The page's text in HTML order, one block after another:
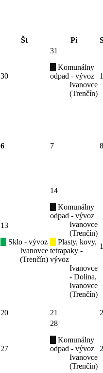
Št Pi
30
31
Komunálny
odpad - vývoz
Ivanovce
(Trenčín)
1
6 7 8
13
Sklo - vývoz
Ivanovce
(Trenčín)
14
Komunálny
odpad - vývoz
Ivanovce
(Trenčín)
Plasty, kovy,
tetrapaky -
vývoz
Ivanovce
- Dolina,
Ivanovce
(Trenčín)
20 21
27
28
Komunálny
odpad - vývoz
Ivanovce
(Trenčín)